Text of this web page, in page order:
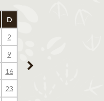
D
2
9
16
23
14